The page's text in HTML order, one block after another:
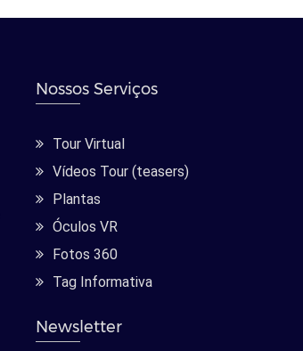
Nossos Serviços
Tour Virtual
Vídeos Tour (teasers)
Plantas
Óculos VR
Fotos 360
Tag Informativa
Newsletter